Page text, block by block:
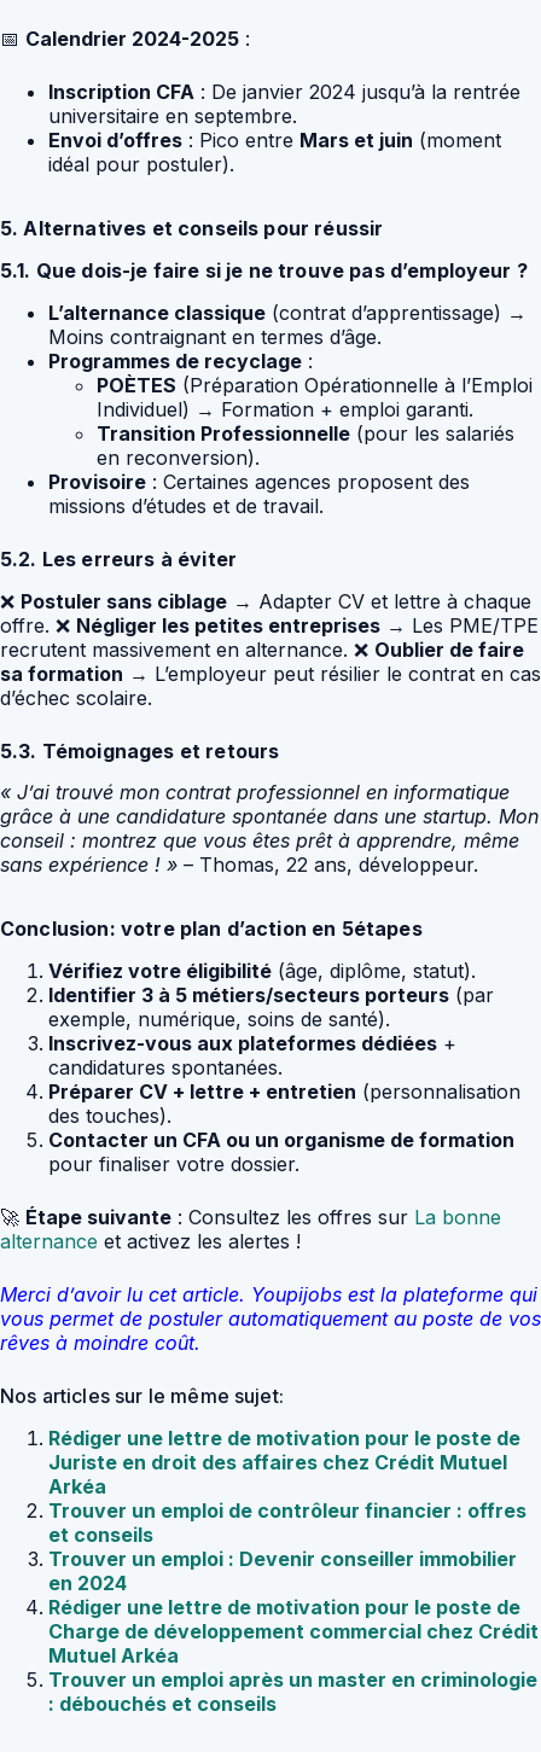
📅 Calendrier 2024-2025 :
Inscription CFA : De janvier 2024 jusqu’à la rentrée
universitaire en septembre.
Envoi d’offres : Pico entre Mars et juin (moment
idéal pour postuler).
5. Alternatives et conseils pour réussir
5.1. Que dois-je faire si je ne trouve pas d’employeur ?
L’alternance classique (contrat d’apprentissage) →
Moins contraignant en termes d’âge.
Programmes de recyclage :
POÈTES (Préparation Opérationnelle à l’Emploi
Individuel) → Formation + emploi garanti.
Transition Professionnelle (pour les salariés
en reconversion).
Provisoire : Certaines agences proposent des
missions d’études et de travail.
5.2. Les erreurs à éviter
❌ Postuler sans ciblage → Adapter CV et lettre à chaque
offre. ❌ Négliger les petites entreprises → Les PME/TPE
recrutent massivement en alternance. ❌ Oublier de faire
sa formation → L’employeur peut résilier le contrat en cas
d’échec scolaire.
5.3. Témoignages et retours
« J’ai trouvé mon contrat professionnel en informatique
grâce à une candidature spontanée dans une startup. Mon
conseil : montrez que vous êtes prêt à apprendre, même
sans expérience ! » – Thomas, 22 ans, développeur.
Conclusion: votre plan d’action en 5étapes
Vérifiez votre éligibilité (âge, diplôme, statut).
Identifier 3 à 5 métiers/secteurs porteurs (par
exemple, numérique, soins de santé).
Inscrivez-vous aux plateformes dédiées +
candidatures spontanées.
Préparer CV + lettre + entretien (personnalisation
des touches).
Contacter un CFA ou un organisme de formation
pour finaliser votre dossier.
🚀 Étape suivante : Consultez les offres sur La bonne
alternance et activez les alertes !
Merci d’avoir lu cet article. Youpijobs est la plateforme qui
vous permet de postuler automatiquement au poste de vos
rêves à moindre coût.
Nos articles sur le même sujet:
Rédiger une lettre de motivation pour le poste de
Juriste en droit des affaires chez Crédit Mutuel
Arkéa
Trouver un emploi de contrôleur financier : offres
et conseils
Trouver un emploi : Devenir conseiller immobilier
en 2024
Rédiger une lettre de motivation pour le poste de
Charge de développement commercial chez Crédit
Mutuel Arkéa
Trouver un emploi après un master en criminologie
: débouchés et conseils